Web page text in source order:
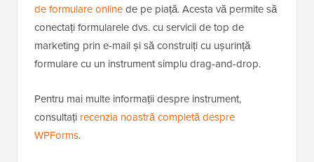
de formulare onlinede pe piață. Acesta vă permite să
conectați formularele dvs. cu servicii de top de
marketing prin e-mail și să construiți cu ușurință
formulare cu un instrument simplu drag-and-drop.
Pentru mai multe informații despre instrument,
consultați recenzia noastră completă despre
WPForms.